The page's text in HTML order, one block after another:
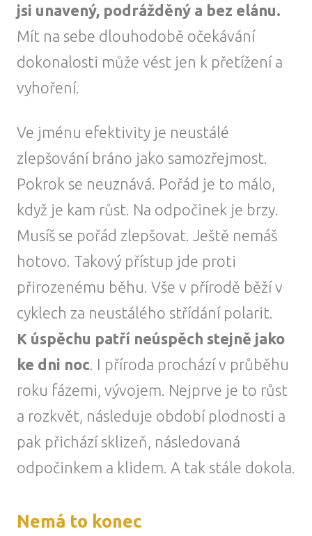
jsi unavený, podrážděný a bez elánu.
Mít na sebe dlouhodobě očekávání
dokonalosti může vést jen k přetížení a
vyhoření.
Ve jménu efektivity je neustálé
zlepšování bráno jako samozřejmost.
Pokrok se neuznává. Pořád je to málo,
když je kam růst. Na odpočinek je brzy.
Musíš se pořád zlepšovat. Ještě nemáš
hotovo. Takový přístup jde proti
přirozenému běhu. Vše v přírodě běží v
cyklech za neustálého střídání polarit.
K úspěchu patří neúspěch stejně jako
ke dni noc . I příroda prochází v průběhu
roku fázemi, vývojem. Nejprve je to růst
a rozkvět, následuje období plodnosti a
pak přichází sklizeň, následovaná
odpočinkem a klidem. A tak stále dokola.
Nemá to konec